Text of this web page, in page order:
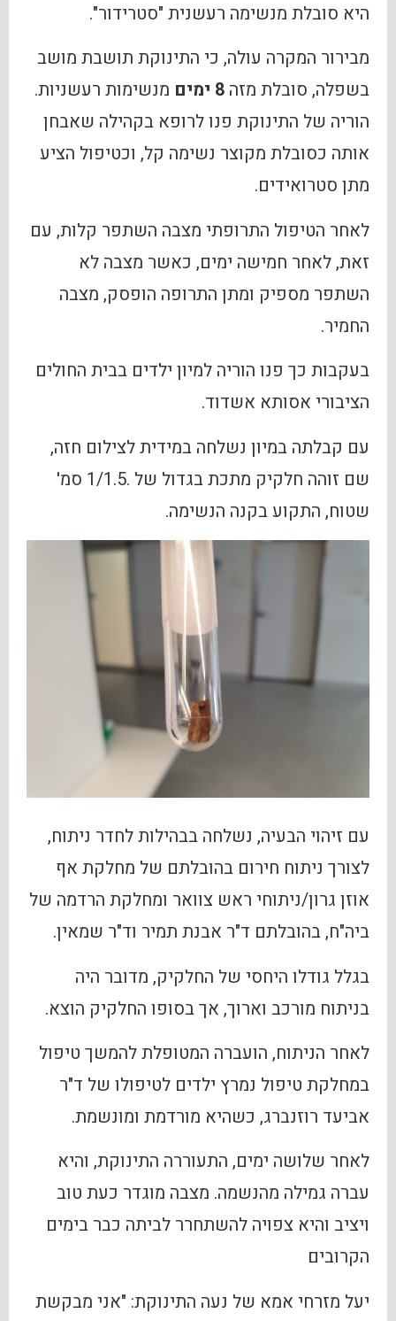
היא סובלת מנשימה רעשנית "סטרידור".
מבירור המקרה עולה, כי התינוקת תושבת מושב
בשפלה, סובלת מזה 8 ימים
מנשימות רעשניות.
הוריה של התינוקת פנו לרופא בקהילה שאבחן
אותה כסובלת מקוצר נשימה קל, וכטיפול הציע
מתן סטרואידים.
לאחר הטיפול התרופתי מצבה השתפר קלות, עם
זאת, לאחר חמישה ימים, כאשר מצבה לא
השתפר מספיק ומתן התרופה הופסק, מצבה
החמיר.
בעקבות כך פנו הוריה למיון ילדים בבית החולים
הציבורי אסותא אשדוד.
עם קבלתה במיון נשלחה במידית לצילום חזה,
שם זוהה חלקיק מתכת בגדול של .1/1.5 סמ'
שטוח, התקוע בקנה הנשימה.
עם זיהוי הבעיה, נשלחה בבהילות לחדר ניתוח,
לצורך ניתוח חירום בהובלתם של מחלקת אף
אוזן גרון/ניתוחי ראש צוואר ומחלקת הרדמה של
ביה"ח, בהובלתם ד"ר אבנת תמיר וד"ר שמאין.
בגלל גודלו היחסי של החלקיק, מדובר היה
בניתוח מורכב וארוך, אך בסופו החלקיק הוצא.
לאחר הניתוח, הועברה המטופלת להמשך טיפול
במחלקת טיפול נמרץ ילדים לטיפולו של ד"ר
אביעד רוזנברג, כשהיא מורדמת ומונשמת.
לאחר שלושה ימים, התעוררה התינוקת, והיא
עברה גמילה מהנשמה. מצבה מוגדר כעת טוב
ויציב והיא צפויה להשתחרר לביתה כבר בימים
הקרובים
יעל מזרחי אמא של נעה התינוקת: "אני מבקשת